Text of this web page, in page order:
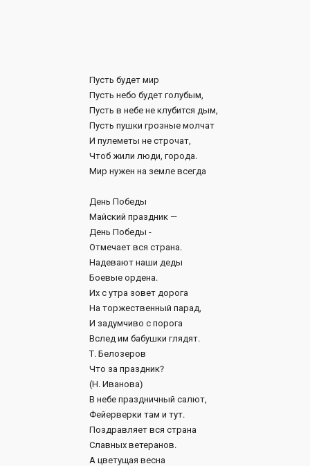
Пусть будет мир
Пусть небо будет голубым,
Пусть в небе не клубится дым,
Пусть пушки грозные молчат
И пулеметы не строчат,
Чтоб жили люди, города.
Мир нужен на земле всегда
День Победы
Майский праздник —
День Победы -
Отмечает вся страна.
Надевают наши деды
Боевые ордена.
Их с утра зовет дорога
На торжественный парад,
И задумчиво с порога
Вслед им бабушки глядят.
Т. Белозеров
Что за праздник?
(Н. Иванова)
В небе праздничный салют,
Фейерверки там и тут.
Поздравляет вся страна
Славных ветеранов.
А цветущая весна